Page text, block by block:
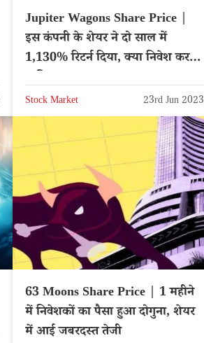
Jupiter Wagons Share Price |
इस कंपनी के शेयर ने दो साल में
1,130% रिटर्न दिया, क्या निवेश करना
Stock Market 23rd Jun 2023
63 Moons Share Price | 1 महीने
में निवेशकों का पैसा हुआ दोगुना, शेयर
में आई जबरदस्त तेजी